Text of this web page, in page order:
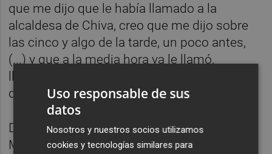
que me dijo que le había llamado a la
alcaldesa de Chiva, creo que me dijo sobre
las cinco y algo de la tarde, un poco antes,
(...) y que a la media hora ya le llamó,
debacle".
Durante la comparecencia en el juzgado,
Mompó se desdijo alegando que el
Uso responsable de sus
datos
Nosotros y nuestros socios utilizamos
cookies y tecnologías similares para